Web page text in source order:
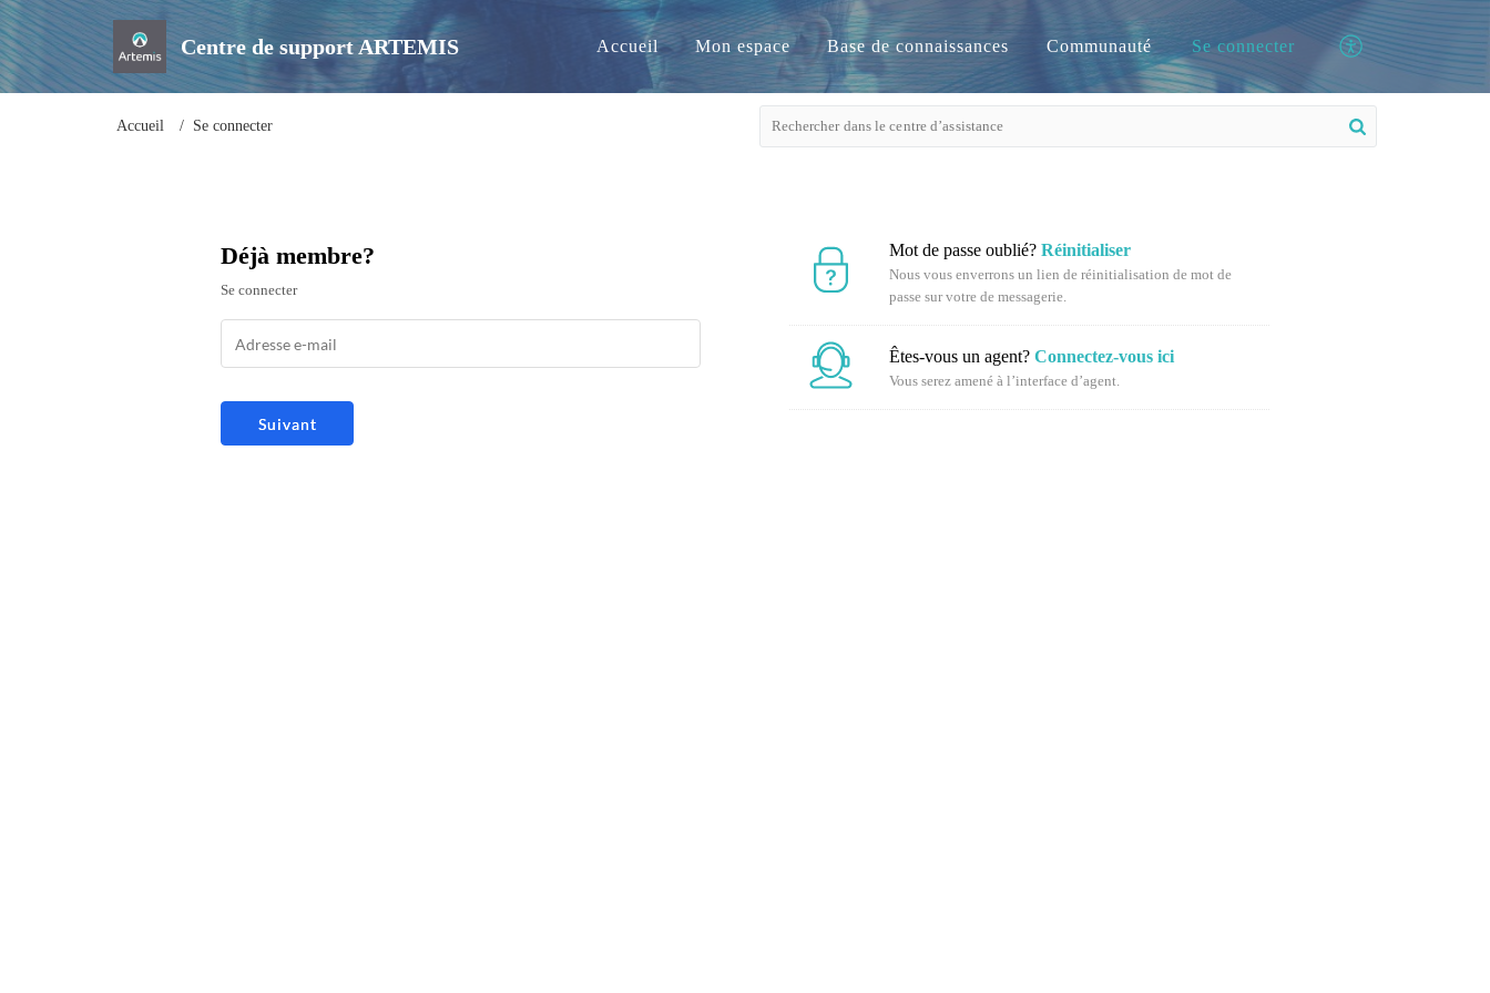
Centre de support ARTEMIS Accueil Mon espace Base de connaissances Communauté Se connecter
Accueil Se connecter
Déjà membre?
Se connecter
Mot de passe oublié? Réinitialiser
Nous vous enverrons un lien de réinitialisation de mot de
passe sur votre de messagerie.
Êtes-vous un agent? Connectez-vous ici
Vous serez amené à l’interface d’agent.